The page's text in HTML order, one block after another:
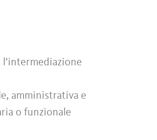
amministrativa e
o funzionale